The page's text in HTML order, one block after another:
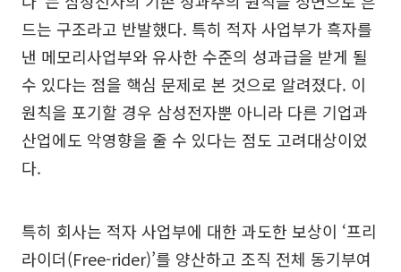
드는 구조라고 반발했다. 특히 적자 사업부가 흑자를
낸 메모리사업부와 유사한 수준의 성과급을 받게 될
수 있다는 점을 핵심 문제로 본 것으로 알려졌다. 이
원칙을 포기할 경우 삼성전자뿐 아니라 다른 기업과
산업에도 악영향을 줄 수 있다는 점도 고려대상이었
다.
특히 회사는 적자 사업부에 대한 과도한 보상이 ‘프리
라이더(Free-rider)’를 양산하고 조직 전체 동기부여